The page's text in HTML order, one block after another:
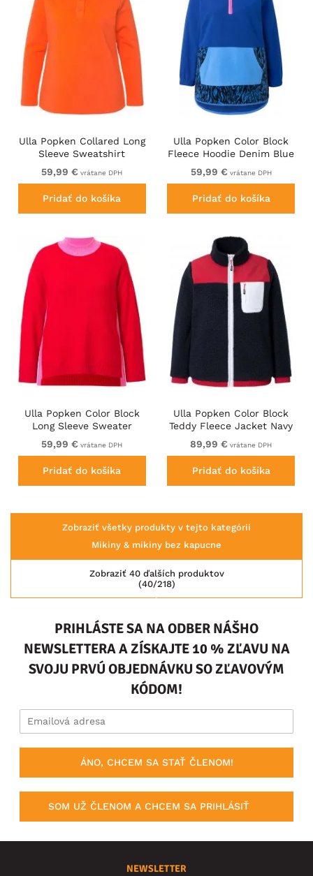
Ulla Popken Collared Long
Sleeve Sweatshirt
Tangerine
59,99 € vrátane DPH
Pridať do košíka
Ulla Popken Color Block
Fleece Hoodie Denim Blue
59,99 € vrátane DPH
Pridať do košíka
Ulla Popken Color Block
Long Sleeve Sweater
Lychee
59,99 € vrátane DPH
Pridať do košíka
Ulla Popken Color Block
Teddy Fleece Jacket Navy
89,99 € vrátane DPH
Pridať do košíka
Zobraziť všetky produkty v tejto kategórii
Mikiny & mikiny bez kapucne
(40/218)
Zobraziť 40 ďalších produktov
PRIHLÁSTE SA NA ODBER NÁŠHO
NEWSLETTERA A ZÍSKAJTE 10 % ZĽAVU NA
SVOJU PRVÚ OBJEDNÁVKU SO ZĽAVOVÝM
KÓDOM!
ÁNO, CHCEM SA STAŤ ČLENOM!
SOM UŽ ČLENOM A CHCEM SA PRIHLÁSIŤ
NEWSLETTER